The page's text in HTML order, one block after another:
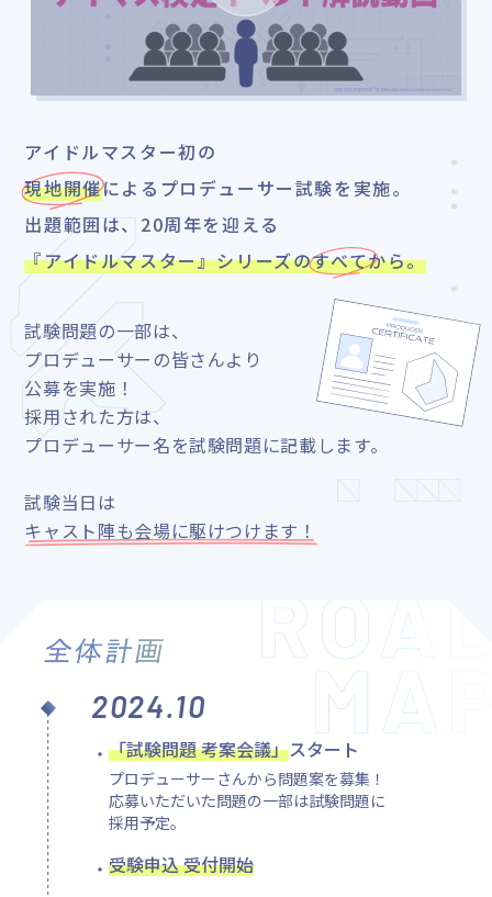
アイドルマスター初の
現地開催によるプロデューサー試験を実施。
出題範囲は、20周年を迎える
『アイドルマスター』シリーズのすべてから。
試験問題の一部は、
プロデューサーの皆さんより
公募を実施！
採用された方は、
プロデューサー名を試験問題に記載します。
試験当日は
キャスト陣も会場に駆けつけます！
2024.10
「試験問題 考案会議」スタート
プロデューサーさんから問題案を募集！
応募いただいた問題の一部は試験問題に
採用予定。
受験申込 受付開始
アイドルマスター シャイニーカラーズ Song for
学園アイドルマスター
アイドルマスター スターリットシーズンはゲームプレイは必須
ではございません。公式サイト掲載内容が範囲となります。
アイドルマスター SideM「アイドルたちの1コマ」は下記スト
ーリーが範囲となります。
▼「アイドルたちの1コマ」出題一覧
Jupiter - ミステリーなサークル
DRAMATIC STARS - Wer mit Ungeheuern kämpft…
Altessimo - 蝉の声
Beit - 剥がし剥がされ
彩 - 同感だね
High×Joker - 夏が終わる前に
神速一魂 - 違いの分かる男
Café Parade - 迷子が迷子を…
もふもふえん - 魔王戦
S.E.M - イチネン：単勝オッズ315.0倍
THE 虎牙道 - Wake up new challenger！
F-LAGS - Live or Alive
Legenders - 宝探しの宝探し
C.FIRST - 名前の呼び方
キャストや個人を
特定する内容を含むもの
ブランドを跨いだ問題・
出題範囲に含まれない
「アイドルマスター」関連コンテンツには一部混載を含みます。
出題範囲は変更・追加となる可能性がございます。随時こちらのペ
ージや遷移後のページでご確認ください。
11/28追記：一部の出題範囲を更新しました。今後追加の予定はご
ざいません。
アイドルマスター シャイニーカラーズ Song for
学園アイドルマスター
アイドルマスター スターリットシーズンはゲームプレイは必須
ではございません。公式サイト掲載内容が範囲となります。
アイドルマスター SideM「アイドルたちの1コマ」は下記スト
ーリーが範囲となります。
▼「アイドルたちの1コマ」出題一覧
Jupiter - ミステリーなサークル
DRAMATIC STARS - Wer mit Ungeheuern kämpft…
Altessimo - 蝉の声
Beit - 剥がし剥がされ
彩 - 同感だね
High×Joker - 夏が終わる前に
神速一魂 - 違いの分かる男
Café Parade - 迷子が迷子を…
もふもふえん - 魔王戦
S.E.M - イチネン：単勝オッズ315.0倍
THE 虎牙道 - Wake up new challenger！
F-LAGS - Live or Alive
Legenders - 宝探しの宝探し
C.FIRST - 名前の呼び方
キャストや個人を
特定する内容を含むもの
ブランドを跨いだ問題・
出題範囲に含まれない
「アイドルマスター」関連コンテンツには一部混載を含みます。
出題範囲は変更・追加となる可能性がございます。随時こちらのペ
ージや遷移後のページでご確認ください。
11/28追記：一部の出題範囲を更新しました。今後追加の予定はご
ざいません。